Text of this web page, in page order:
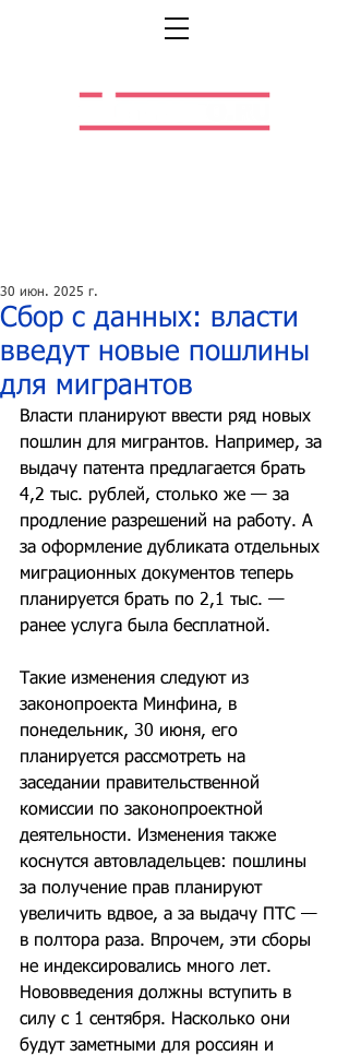
Сбор с данных: власти
введут новые пошлины
для мигрантов
30 июн. 2025 г.
Власти планируют ввести ряд новых
пошлин для мигрантов. Например, за
выдачу патента предлагается брать
4,2 тыс. рублей, столько же — за
продление разрешений на работу. А
за оформление дубликата отдельных
миграционных документов теперь
планируется брать по 2,1 тыс. —
ранее услуга была бесплатной.
Такие изменения следуют из
законопроекта Минфина, в
понедельник, 30 июня, его
планируется рассмотреть на
заседании правительственной
комиссии по законопроектной
деятельности. Изменения также
коснутся автовладельцев: пошлины
за получение прав планируют
увеличить вдвое, а за выдачу ПТС —
в полтора раза. Впрочем, эти сборы
не индексировались много лет.
Нововведения должны вступить в
силу с 1 сентября. Насколько они
будут заметными для россиян и